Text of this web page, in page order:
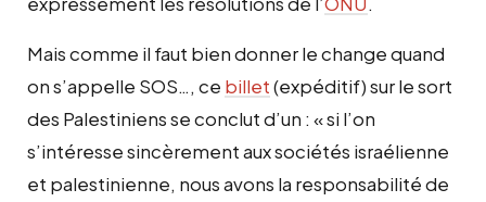
Mais comme il faut bien donner le change quand
on s’appelle SOS…, ce billet(expéditif) sur le sort
des Palestiniens se conclut d’un : « si l’on
s’intéresse sincèrement aux sociétés israélienne
et palestinienne, nous avons la responsabilité de